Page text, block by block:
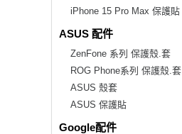
iPhone 15 Pro Max 保護貼
ASUS 配件
ZenFone 系列 保護殼.套
ROG Phone系列 保護殼.套
ASUS 殼套
ASUS 保護貼
Google配件